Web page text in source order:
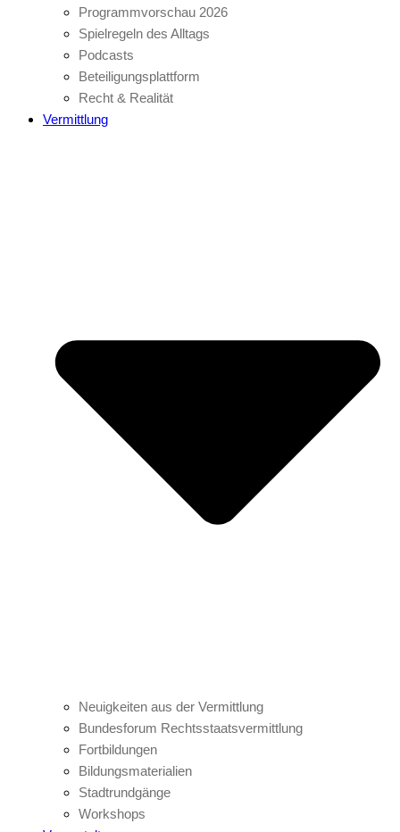
Programmvorschau 2026
Spielregeln des Alltags
Podcasts
Beteiligungsplattform
Recht & Realität
Vermittlung
Neuigkeiten aus der Vermittlung
Bundesforum Rechtsstaatsvermittlung
Fortbildungen
Bildungsmaterialien
Stadtrundgänge
Workshops